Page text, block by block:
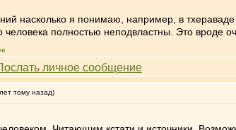
насколько я понимаю, например, в
человека полностью неподвластны. Это вроде
тому назад)